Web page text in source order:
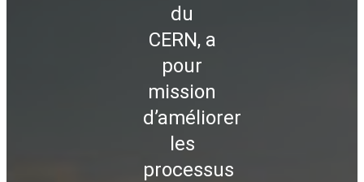
du
CERN, a
pour
mission
d’améliorer
les
processus